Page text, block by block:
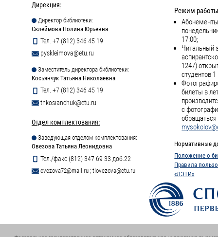
Дирекция:
Директор библиотеки:
Склеймова Полина Юрьевна
Тел. +7 (812) 346 45 19
pyskleimova@etu.ru
Заместитель директора библиотеки:
Косьянчук Татьяна Николаевна
Тел. +7 (812) 346 45 19
tnkosianchuk@etu.ru
Отдел комплектования:
Заведующая отделом комплектования:
Овезова Татьяна Леонидовна
Тел./факс (812) 347 69 33 доб.22
ovezova72@mail.ru ; tlovezova@etu.ru
Режим
17:00;
Читальный
1247)
студентов
билеты в
с
обращаться
Нормативные
Положение о
Правила
«ЛЭТИ»